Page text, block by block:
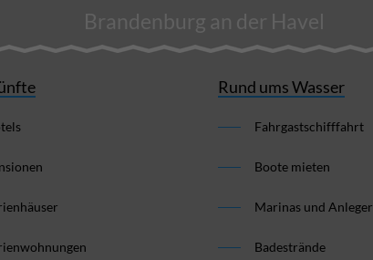
Brandenburg an der Havel
Rund ums Wasser
Fahrgastschifffahrt
Boote mieten
Marinas und Anleger
Badestrände